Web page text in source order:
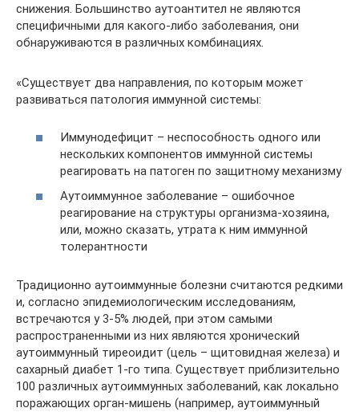
снижения. Большинство аутоантител не являются
специфичными для какого-либо заболевания, они
обнаруживаются в различных комбинациях.
«Существует два направления, по которым может
развиваться патология иммунной системы:
Иммунодефицит – неспособность одного или
нескольких компонентов иммунной системы
реагировать на патоген по защитному механизму
Аутоиммунное заболевание – ошибочное
реагирование на структуры организма-хозяина,
или, можно сказать, утрата к ним иммунной
толерантности
Традиционно аутоиммунные болезни считаются редкими
и, согласно эпидемиологическим исследованиям,
встречаются у 3-5% людей, при этом самыми
распространенными из них являются хронический
аутоиммунный тиреоидит (цель – щитовидная железа) и
сахарный диабет 1-го типа. Существует приблизительно
100 различных аутоиммунных заболеваний, как локально
поражающих орган-мишень (например, аутоиммунный